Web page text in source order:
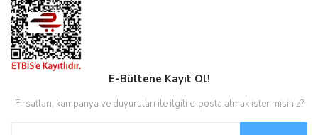
E-Bültene Kayıt Ol!
Fırsatları, kampanya ve duyuruları ile ilgili e-posta almak ister misiniz?